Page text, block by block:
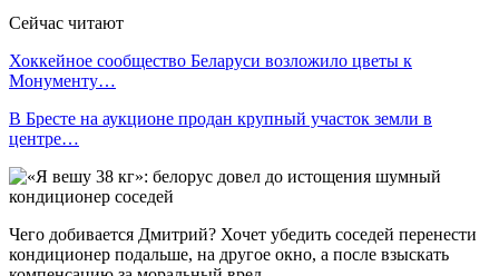
Сейчас читают
Хоккейное сообщество Беларуси возложило цветы к
Монументу…
В Бресте на аукционе продан крупный участок земли в
центре…
Чего добивается Дмитрий? Хочет убедить соседей перенести
кондиционер подальше, на другое окно, а после взыскать